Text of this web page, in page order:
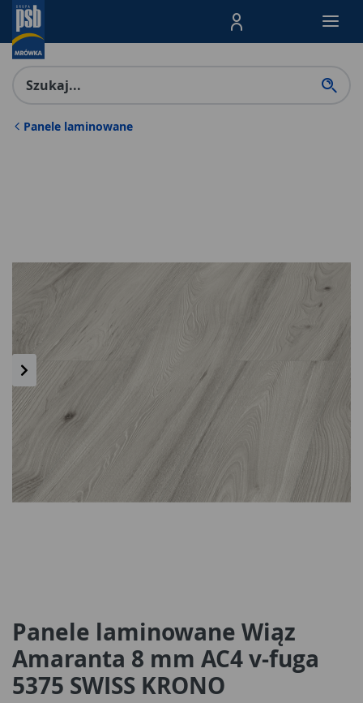
Menu Produktów,
Panele laminowane
Panele laminowane Wiąz
Amaranta 8 mm AC4 v-fuga
5375 SWISS KRONO